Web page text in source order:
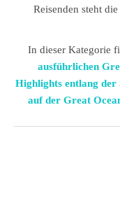
Reisenden steht
In dieser Kategorie
ausführlichen
Highlights entlang der
auf der Great